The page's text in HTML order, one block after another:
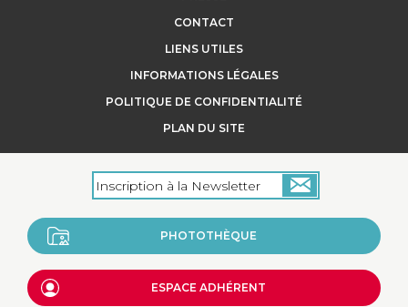
CONTACT
LIENS UTILES
INFORMATIONS LÉGALES
POLITIQUE DE CONFIDENTIALITÉ
PLAN DU SITE
PHOTOTHÈQUE
ESPACE ADHÉRENT